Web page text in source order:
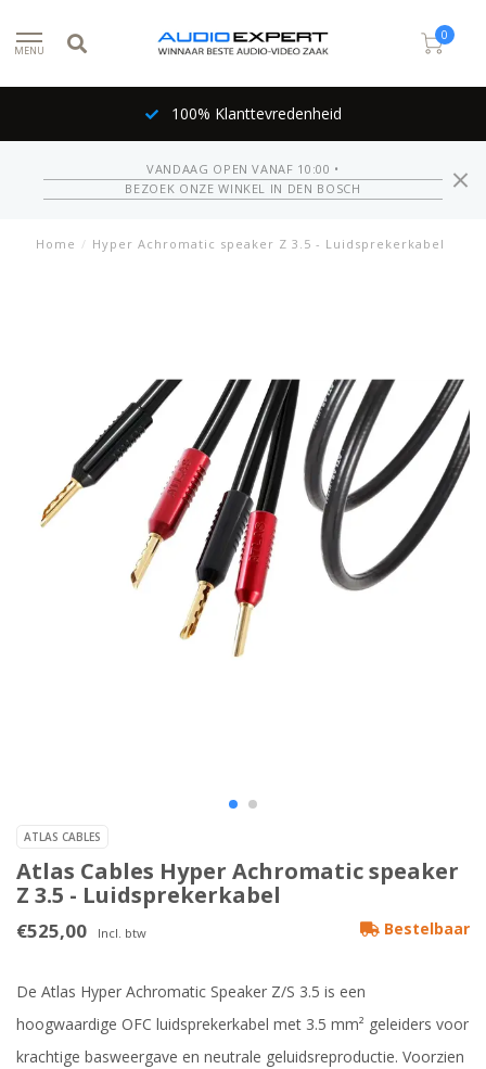
MENU
0
100% Klanttevredenheid
VANDAAG OPEN VANAF 10:00 •
BEZOEK ONZE WINKEL IN DEN BOSCH
Home / Hyper Achromatic speaker Z 3.5 - Luidsprekerkabel
ATLAS CABLES
Atlas Cables Hyper Achromatic speaker
Z 3.5 - Luidsprekerkabel
€525,00 Incl. btw Bestelbaar
De Atlas Hyper Achromatic Speaker Z/S 3.5 is een
hoogwaardige OFC luidsprekerkabel met 3.5 mm² geleiders voor
krachtige basweergave en neutrale geluidsreproductie. Voorzien